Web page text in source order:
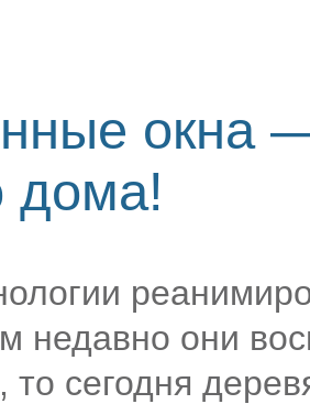
окна
дома!
недавно они
то сегодня